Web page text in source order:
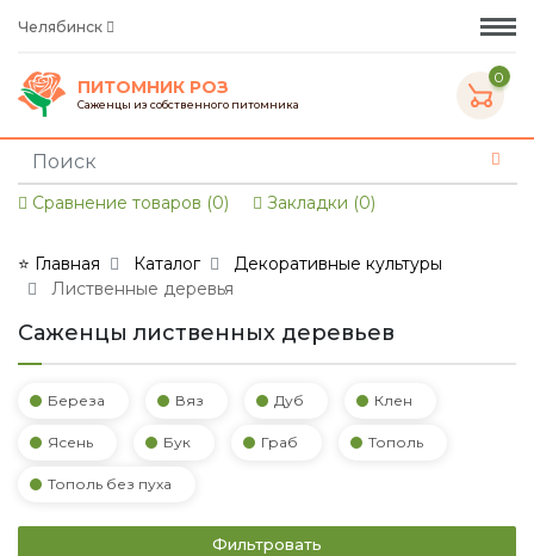
Челябинск
ПИТОМНИК РОЗ
Саженцы из собственного питомника
0
Сравнение товаров (0) Закладки (0)
⭐ Главная Каталог
Декоративные культуры
Лиственные деревья
Саженцы лиственных деревьев
Береза Вяз Дуб Клен
Ясень Бук Граб Тополь
Тополь без пуха
Фильтровать